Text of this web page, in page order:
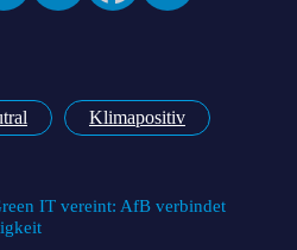
Klimapositiv
IT vereint: AfB verbindet